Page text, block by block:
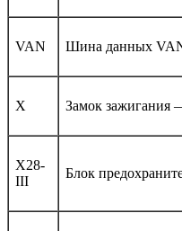
VAN Шина данных
X Замок
X28-
III
Блок